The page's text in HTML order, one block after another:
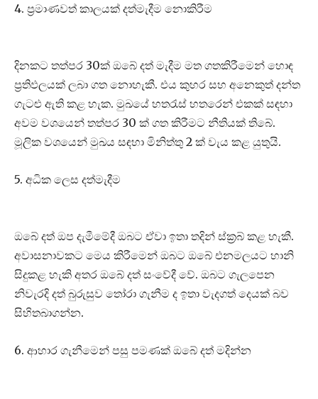
4. ප්‍රමාණවත් කාලයක් දත්මැදීම නොකිරීම
දිනකට තත්පර 30ක් ඔබේ දත් මැදීම මත ගතකිරීමෙන් හොඳ
ප්‍රතිඵලයක් ලබා ගත නොහැකී. එය කුහර සහ අනෙකුත් දන්ත
ගැටළු ඇති කළ හැක. මුඛයේ හතරැස් හතරෙන් එකක් සඳහා
අවම වශයෙන් තත්පර 30 ක් ගත කිරීමට නීතියක් තිබේ.
මූලික වශයෙන් මුඛය සඳහා මිනිත්තු 2 ක් වැය කළ යුතුයි.
5. අධික ලෙස දත්මැදීම
ඔබේ දත් ඔප දැමීමේදී ඔබට ඒවා ඉතා තදින් ස්ක්‍රබ් කළ හැකී.
අවාසනාවකට මෙය කිරීමෙන් ඔබට ඔබේ එනමලයට හානි
සිදුකළ හැකි අතර ඔබේ දත් සංවේදී වේ. ඔබට ගැලපෙන
නිවැරදි දත් බුරුසුව තෝරා ගැනීම ද ඉතා වැදගත් දෙයක් බව
සිහිතබාගන්න.
6. ආහාර ගැනීමෙන් පසු පමණක් ඔබේ දත් මදින්න